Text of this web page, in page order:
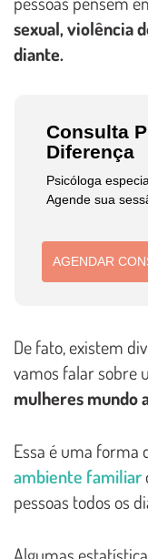
sexual, violência
diante.
Consulta
Diferença
Psicóloga
Agende sua
AGENDAR
De fato, existem
vamos falar sobre
mulheres mundo
Essa é uma forma
ambiente familiar
pessoas todos os
Algumas